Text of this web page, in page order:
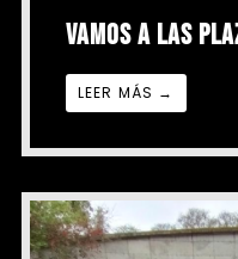
VAMOS A LAS
LEER MÁS →